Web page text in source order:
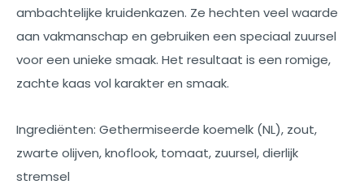
ambachtelijke kruidenkazen. Ze hechten veel waarde
aan vakmanschap en gebruiken een speciaal zuursel
voor een unieke smaak. Het resultaat is een romige,
zachte kaas vol karakter en smaak.
Ingrediënten: Gethermiseerde koemelk (NL), zout,
zwarte olijven, knoflook, tomaat, zuursel, dierlijk
stremsel